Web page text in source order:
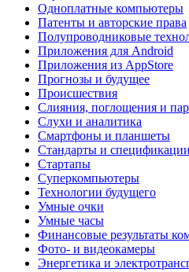
Одноплатные компьютеры
Патенты и авторские права
Полупроводниковые
Приложения для Android
Приложения из AppStore
Прогнозы и будущее
Происшествия
Слияния, поглощения и
Слухи и аналитика
Смартфоны и планшеты
Стандарты и спецификации
Стартапы
Суперкомпьютеры
Технологии будущего
Умные очки
Умные часы
Финансовые результаты
Фото- и видеокамеры
Энергетика и